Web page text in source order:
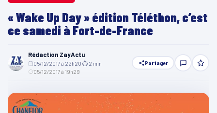
« Wake Up Day » édition Téléthon, c’est
ce samedi à Fort-de-France
Rédaction ZayActu
05/12/2017 à 22h20 ⏱ 2 min
05/12/2017 à 19h29
Partager